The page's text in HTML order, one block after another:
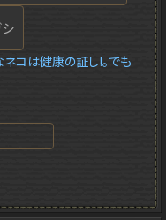
コは健康の証し!。でも